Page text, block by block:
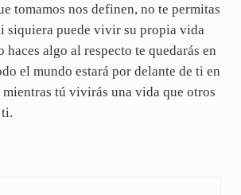
tomamos nos definen, no te permitas
siquiera puede vivir su propia vida
haces algo al respecto te quedarás en
el mundo estará por delante de ti en
mientras tú vivirás una vida que otros